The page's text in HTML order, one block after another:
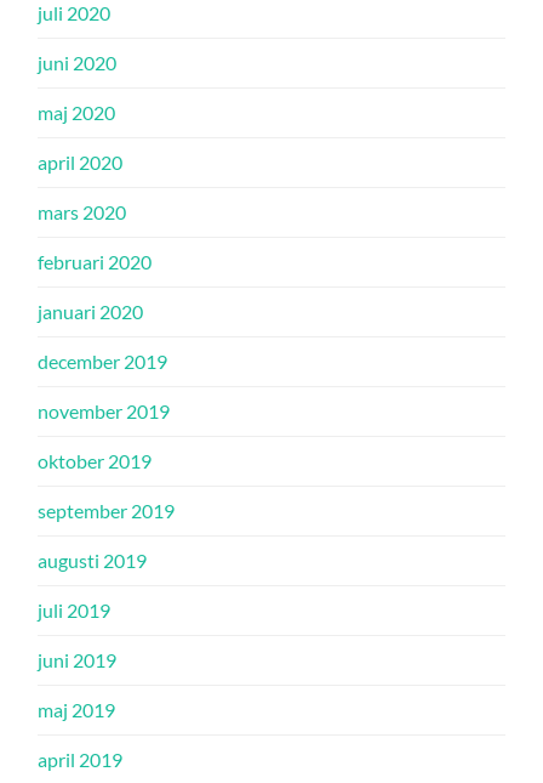
juli 2020
juni 2020
maj 2020
april 2020
mars 2020
februari 2020
januari 2020
december 2019
november 2019
oktober 2019
september 2019
augusti 2019
juli 2019
juni 2019
maj 2019
april 2019